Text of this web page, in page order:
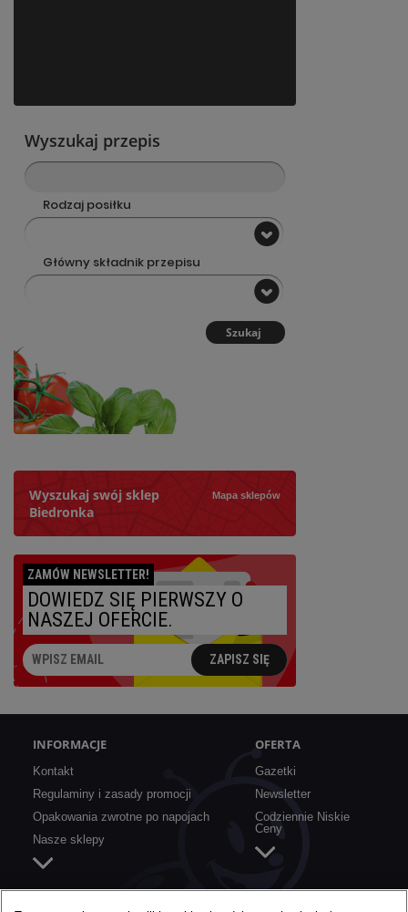
Wyszukaj przepis
Rodzaj posiłku
Główny składnik przepisu
Szukaj
Wyszukaj swój sklep
Biedronka
Mapa sklepów
Szukaj
Najbliższy:
ZAMÓW NEWSLETTER!
DOWIEDZ SIĘ PIERWSZY O
NASZEJ OFERCIE.
ZAPISZ SIĘ
INFORMACJE
Kontakt
Regulaminy i zasady promocji
Opakowania zwrotne po napojach
Nasze sklepy
OFERTA
Gazetki
Newsletter
Codziennie Niskie
Ceny